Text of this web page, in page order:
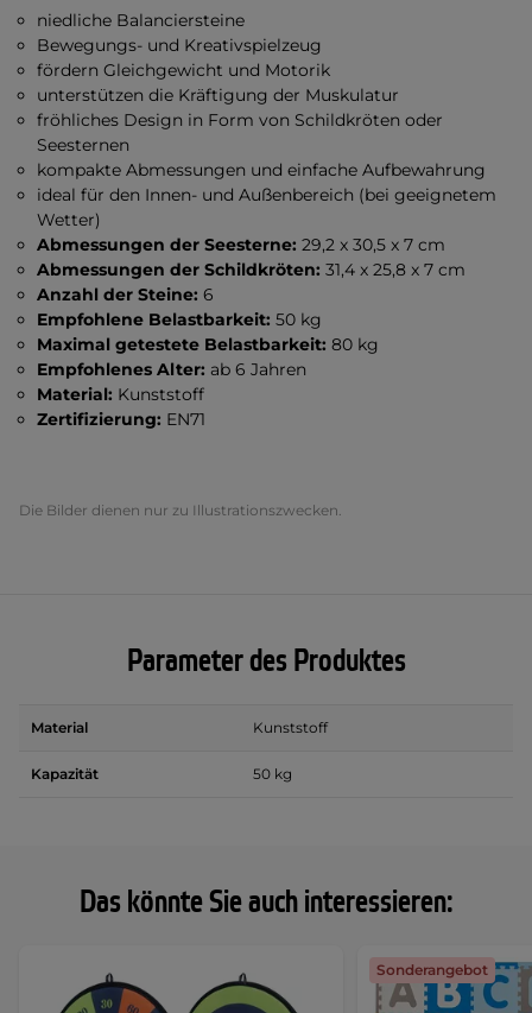
Das könnte Sie auch interessieren:
Sonderangebot
niedliche Balanciersteine
Bewegungs- und Kreativspielzeug
fördern Gleichgewicht und Motorik
unterstützen die Kräftigung der Muskulatur
fröhliches Design in Form von Schildkröten oder
Seesternen
kompakte Abmessungen und einfache Aufbewahrung
ideal für den Innen- und Außenbereich (bei geeignetem
Wetter)
Abmessungen der Seesterne: 29,2 x 30,5 x 7 cm
Abmessungen der Schildkröten: 31,4 x 25,8 x 7 cm
Anzahl der Steine: 6
Empfohlene Belastbarkeit: 50 kg
Maximal getestete Belastbarkeit: 80 kg
Empfohlenes Alter: ab 6 Jahren
Material: Kunststoff
Zertifizierung: EN71
Die Bilder dienen nur zu Illustrationszwecken.
Parameter des Produktes
Material Kunststoff
Kapazität 50 kg